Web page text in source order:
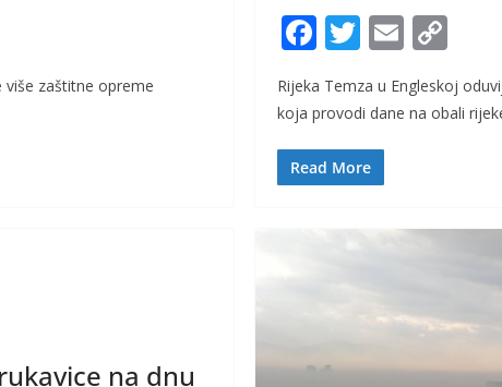
zaštitne opreme
F
e
b
o
k
T
itt
er
E
m
ai p
k
Rijeka Temza u Engleskoj
koja provodi dane na obali
Read More
na dnu